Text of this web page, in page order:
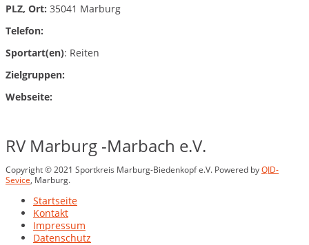
PLZ, Ort: 35041 Marburg
Telefon:
Sportart(en): Reiten
Zielgruppen:
Webseite:
RV Marburg -Marbach e.V.
Copyright © 2021 Sportkreis Marburg-Biedenkopf e.V. Powered byQID-
Sevice, Marburg.
Startseite
Kontakt
Impressum
Datenschutz